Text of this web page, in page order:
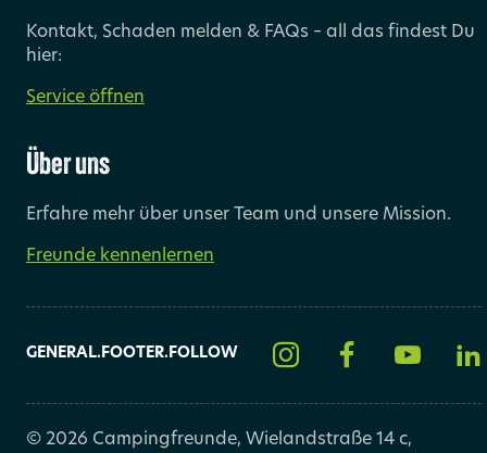
Kontakt, Schaden melden & FAQs – all das findest Du
hier:
Service öffnen
Über uns
Erfahre mehr über unser Team und unsere Mission.
Freunde kennenlernen
GENERAL.FOOTER.FOLLOW
© 2026 Campingfreunde, Wielandstraße 14 c,